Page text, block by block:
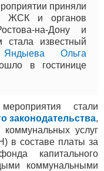
приняли
ЖСК и органов
на-Дону и
стала известный
Яндыева Ольга
в гостинице
стали
законодательства,
услуг
в составе платы за
капитального
коммунальными